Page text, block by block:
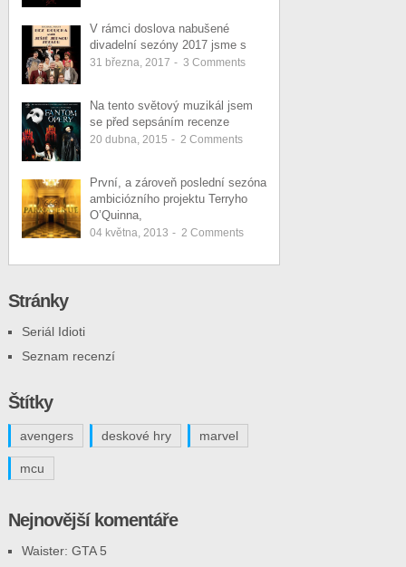
V rámci doslova nabušené
divadelní sezóny 2017 jsme s
31 března, 2017 - 3 Comments
Na tento světový muzikál jsem
se před sepsáním recenze
20 dubna, 2015 - 2 Comments
První, a zároveň poslední sezóna
ambiciózního projektu Terryho
O’Quinna,
04 května, 2013 - 2 Comments
Stránky
Seriál Idioti
Seznam recenzí
Štítky
avengers deskové hry marvel
mcu
Nejnovější komentáře
Waister: GTA 5